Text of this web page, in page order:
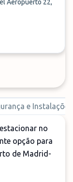
Aeropuerto 22,
e Instalações
no
opção para
de Madrid-